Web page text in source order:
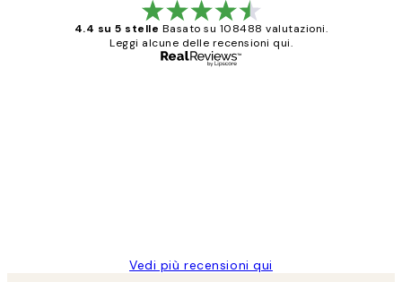
4.4 su 5 stelle Basato su 108488 valutazioni.
Leggi alcune delle recensioni qui.
Vedi più recensioni qui